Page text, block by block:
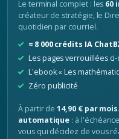
Le terminal complet : les 60
créateur de stratégie, le
quotidien par courriel.
≈ 8 000 crédits IA
Les pages verrouillées
L'ebook « Les
Zéro publicité
À partir de14,90 € par mois
automatique : à
vous qui décidez de vous